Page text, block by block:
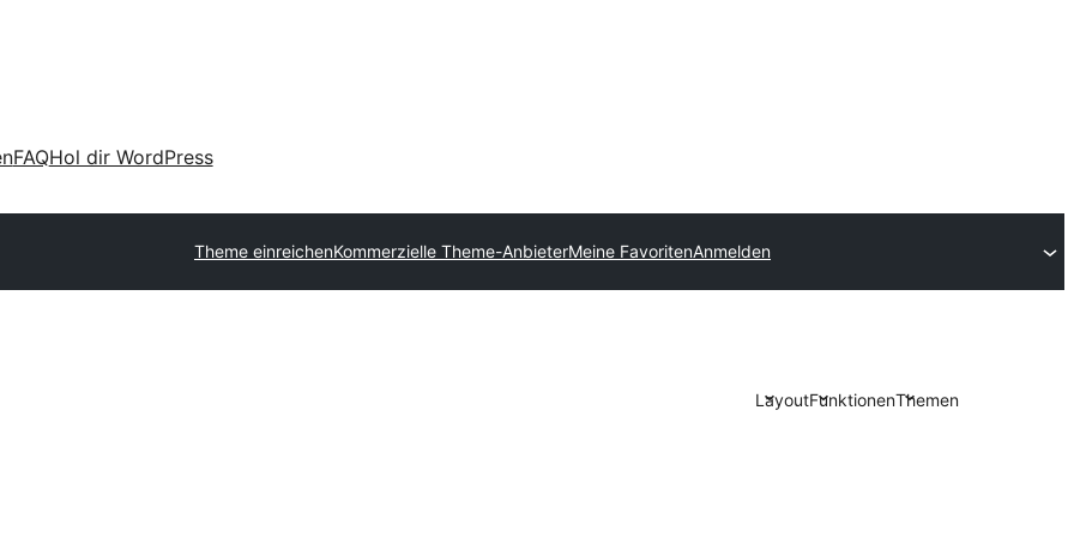
FAQHol dir WordPress
Theme einreichenKommerzielle Theme-AnbieterMeine FavoritenAnmelden
LayoutFunktionenThemen